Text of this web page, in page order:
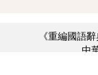
《重編國語
中